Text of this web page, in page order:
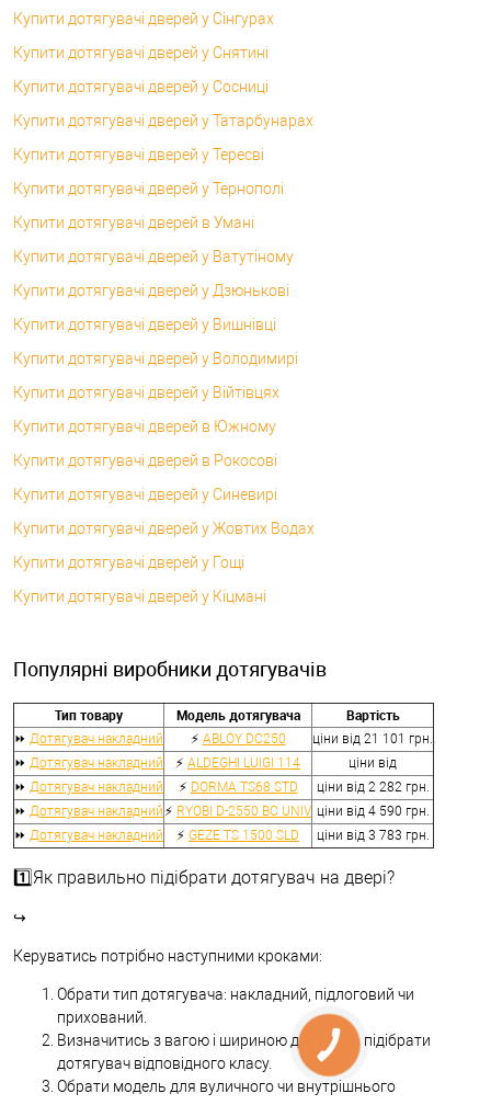
Купити дотягувачі дверей у Сінгурах
Купити дотягувачі дверей у Снятині
Купити дотягувачі дверей у Сосниці
Купити дотягувачі дверей у Татарбунарах
Купити дотягувачі дверей у Тересві
Купити дотягувачі дверей у Тернополі
Купити дотягувачі дверей в Умані
Купити дотягувачі дверей у Ватутіному
Купити дотягувачі дверей у Дзюнькові
Купити дотягувачі дверей у Вишнівці
Купити дотягувачі дверей у Володимирі
Купити дотягувачі дверей у Війтівцях
Купити дотягувачі дверей в Южному
Купити дотягувачі дверей в Рокосові
Купити дотягувачі дверей у Синевирі
Купити дотягувачі дверей у Жовтих Водах
Купити дотягувачі дверей у Гощі
Купити дотягувачі дверей у Кіцмані
Популярні виробники дотягувачів
Тип товару Модель дотягувача Вартість
⏩ Дотягувач накладний ⚡ ABLOY DC250 ціни від 21 101 грн.
⏩ Дотягувач накладний ⚡ ALDEGHI LUIGI 114
ціни від
⏩ Дотягувач накладний ⚡ DORMA TS68 STD ціни від 2 282 грн.
⏩ Дотягувач накладний ⚡ RYOBI D-2550 BC UNIV ціни від 4 590 грн.
⏩ Дотягувач накладний ⚡ GEZE TS 1500 SLD ціни від 3 783 грн.
1️⃣Як правильно підібрати дотягувач на двері?
↪
Керуватись потрібно наступними кроками:
Обрати тип дотягувача: накладний, підлоговий чи
прихований.
Визначитись з вагою і шириною дверей та підібрати
дотягувач відповідного класу.
Обрати модель для вуличного чи внутрішнього